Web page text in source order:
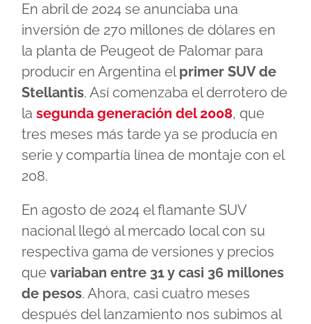
En abril de 2024 se anunciaba una
inversión de 270 millones de dólares en
la planta de Peugeot de Palomar para
producir en Argentina elprimer SUV de
Stellantis. Así comenzaba el derrotero de
la segunda generación del 2008, que
tres meses más tarde ya se producía en
serie y compartía línea de montaje con el
208.
En agosto de 2024 el flamante SUV
nacional llegó al mercado local con su
respectiva gama de versiones y precios
que variaban entre 31 y casi 36 millones
de pesos. Ahora, casi cuatro meses
después del lanzamiento nos subimos al